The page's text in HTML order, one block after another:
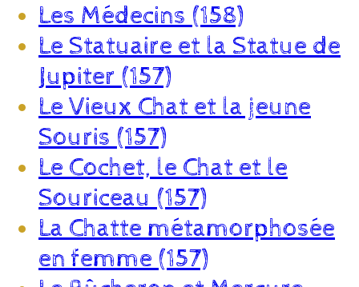
Les Médecins (158)
Le Statuaire et la Statue de
Jupiter (157)
Le Vieux Chat et la jeune
Souris (157)
Le Cochet, le Chat et le
Souriceau (157)
La Chatte métamorphosée
en femme (157)